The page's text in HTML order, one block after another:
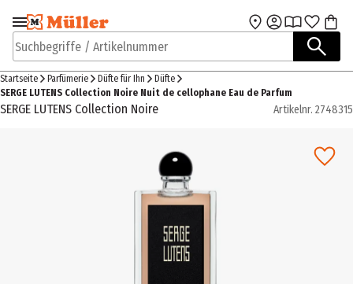
Zur Navigation
springen
Zum Hauptinhalt
Suchbegriffe / Artikelnummer
Startseite Parfümerie Düfte für Ihn
Düfte
SERGE LUTENS Collection Noire Nuit de cellophane Eau de Parfum
SERGE LUTENS Collection Noire Artikelnr. 2748315